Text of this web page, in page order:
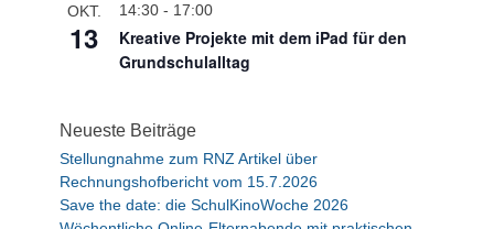
o
b
e
OKT.
13
14:30 - 17:00
Kreative Projekte mit dem iPad für den
Grundschulalltag
Neueste Beiträge
Stellungnahme zum RNZ Artikel über
Rechnungshofbericht vom 15.7.2026
Save the date: die SchulKinoWoche 2026